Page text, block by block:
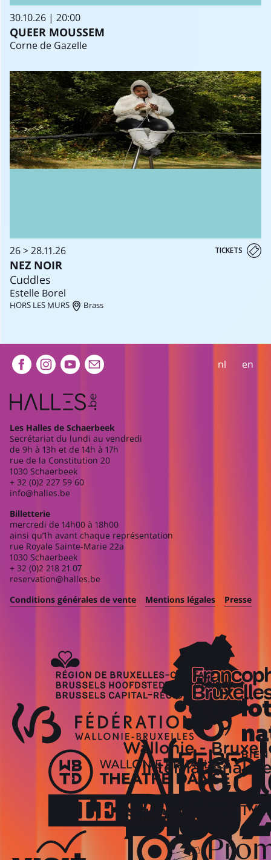
30.10.26 | 20:00
QUEER MOUSSEM
Corne de Gazelle
26 > 28.11.26 TICKETS
NEZ NOIR
Cuddles
Estelle Borel
HORS LES MURS Brass
Extra navigation nl en
Les Halles de Schaerbeek
Secrétariat du lundi au vendredi
de 9h à 13h et de 14h à 17h
rue de la Constitution 20
1030 Schaerbeek
+ 32 (0)2 227 59 60
info@halles.be
Billetterie
mercredi de 14h00 à 18h00
ainsi qu’1h avant chaque représentation
rue Royale Sainte-Marie 22a
1030 Schaerbeek
+ 32 (0)2 218 21 07
reservation@halles.be
Conditions générales de vente
Mentions légales Presse